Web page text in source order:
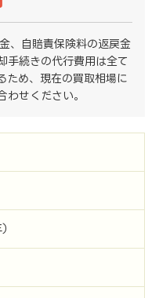
、自賠責保険料の返戻金
手続きの代行費用は全て
ため、現在の買取相場に
わせください。